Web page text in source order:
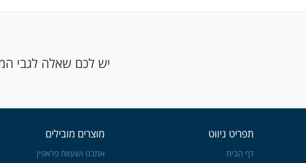
יש לכם שאלה לגבי
תפריט ניווט
דף הבית
מוצרים מובילים
אמבט ושעוות פראפין